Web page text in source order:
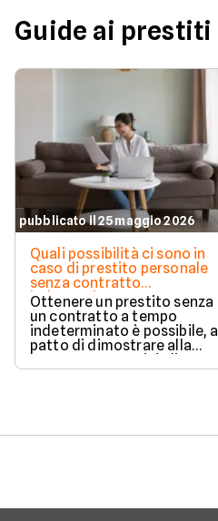
Guide ai prestiti
pubblicato il 25 maggio 2026
Quali possibilità ci sono in
caso di prestito personale
senza contratto
indeterminato
Ottenere un prestito senza
un contratto a tempo
indeterminato è possibile, a
patto di dimostrare alla
banca una capacità di
rimborso solida e costante.
quali strategie puoi